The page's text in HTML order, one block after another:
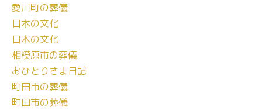
ブ
愛川町の葬儀
日本の文化
日本の文化
相模原市の葬儀
おひとりさま日記
町田市の葬儀
町田市の葬儀